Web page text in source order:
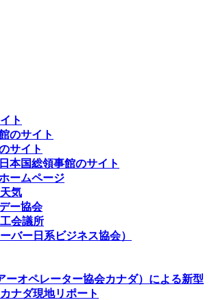
ト
のサイト
サイト
本国総領事館のサイト
ームページ
気
ー協会
会議所
バー日系ビジネス協会）
ーオペレーター協会カナダ）による新型
ナダ現地リポート